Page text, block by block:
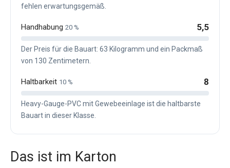
fehlen erwartungsgemäß.
Handhabung 20 % 5,5
Der Preis für die Bauart: 63 Kilogramm und ein Packmaß
von 130 Zentimetern.
Haltbarkeit 10 % 8
Heavy-Gauge-PVC mit Gewebeeinlage ist die haltbarste
Bauart in dieser Klasse.
Das ist im Karton